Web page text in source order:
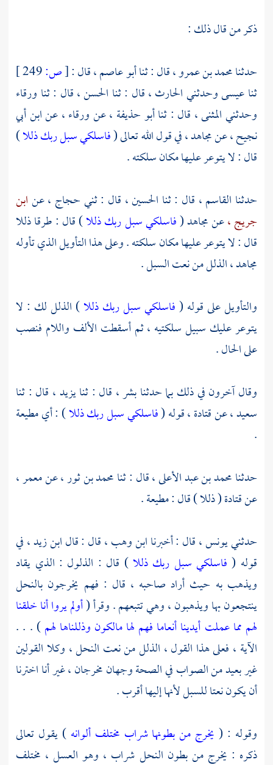
ذكر من قال ذلك :
حدثنامحمد بن عمرو ،قال : ثناأبو عاصم ،قال :[ص:
ثناعيسىوحدثنيالحارث ،قال : ثنا الحسن ،قال : ثنا ورقاء
وحدثنيالمثنى ، قال : ثناأبو حذيفة ،عنورقاء ،عنابن أبي
نجيح ،عنمجاهد ،في قول الله تعالى (فاسلكي سبل ربك ذللا)
قال : لا يتوعر عليها مكان سلكته .
حدثنا القاسم ، قال : ثنا الحسين ، قال : ثنيحجاج ،عنابن
جريج ،عنمجاهد(فاسلكي سبل ربك ذللا) قال : طرقا ذللا
قال : لا يتوعر عليها مكان سلكته . وعلى هذا التأويل الذي تأوله
مجاهد ،الذلل من نعت السبل .
والتأويل على قوله (فاسلكي سبل ربك ذللا) الذلل لك : لا
يتوعر عليك سبيل سلكتيه ، ثم أسقطت الألف واللام فنصب
على الحال .
وقال آخرون في ذلك بما حدثنابشر ، قال : ثنايزيد ، قال : ثنا
سعيد ،عنقتادة ،قوله (فاسلكي سبل ربك ذللا) : أي مطيعة
.
حدثنامحمد بن عبد الأعلى ،قال : ثنامحمد بن ثور، عنمعمر ،
عنقتادة( ذللا ) قال : مطيعة .
حدثنييونس ،قال : أخبرناابن وهب ،قال : قالابن زيد ،في
قوله ( فاسلكي سبل ربك ذللا) قال : الذلول : الذي يقاد
ويذهب به حيث أراد صاحبه ، قال : فهم يخرجون بالنحل
ينتجعون بها ويذهبون ، وهي تتبعهم . وقرأ (أولم يروا أنا خلقنا
لهم مما عملت أيدينا أنعاما فهم لها مالكون وذللناها لهم) . . .
الآية ، فعلى هذا القول ، الذلل من نعت النحل ، وكلا القولين
غير بعيد من الصواب في الصحة وجهان مخرجان ، غير أنا اخترنا
أن يكون نعتا للسبل لأنها إليها أقرب .
وقوله : ( يخرج من بطونها شراب مختلف ألوانه ) يقول تعالى
ذكره : يخرج من بطون النحل شراب ، وهو العسل ، مختلف